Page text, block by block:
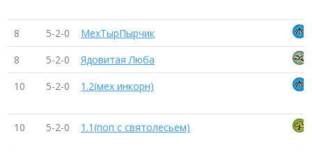
8 5-2-0
МехТырПырчик
8
5-2-0
Ядовитая Люба
10
5-2-0 1.2(мех инкорн)
10 5-2-0 1.1(поп с святолесьем)